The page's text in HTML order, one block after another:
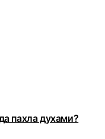
пахла духами?